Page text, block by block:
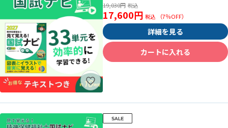
19,030円
17,600円 （7％OFF）
詳細を見る
カートに入れる